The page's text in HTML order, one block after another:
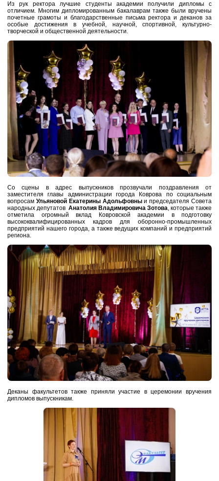
Из рук ректора лучшие студенты академии получили дипломы с
отличием. Многим дипломированным бакалаврам также были вручены
почетные грамоты и благодарственные письма ректора и деканов за
особые достижения в учебной, научной, спортивной, культурно-
творческой и общественной деятельности.
Со сцены в адрес выпускников прозвучали поздравления от
заместителя главы администрации города Коврова по социальным
вопросам Ульяновой Екатерины Адольфовныи председателя Совета
народных депутатов Анатолия Владимировича Зотова, которые также
отметила огромный вклад Ковровской академии в подготовку
высококвалифицированных кадров для оборонно-промышленных
предприятий нашего города, а также ведущих компаний и предприятий
региона.
Деканы факультетов также приняли участие в церемонии вручения
дипломов выпускникам.